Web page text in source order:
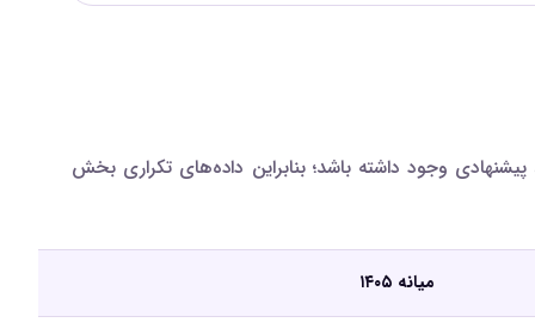
وجود داشته باشد؛ بنابراین داده‌های تکراری بخش
میانه ۱۴۰۵